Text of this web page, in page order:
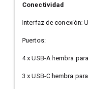
Conectividad
Interfaz de conexión:
Puertos:
4 x USB-A hembra
3 x USB-C hembra